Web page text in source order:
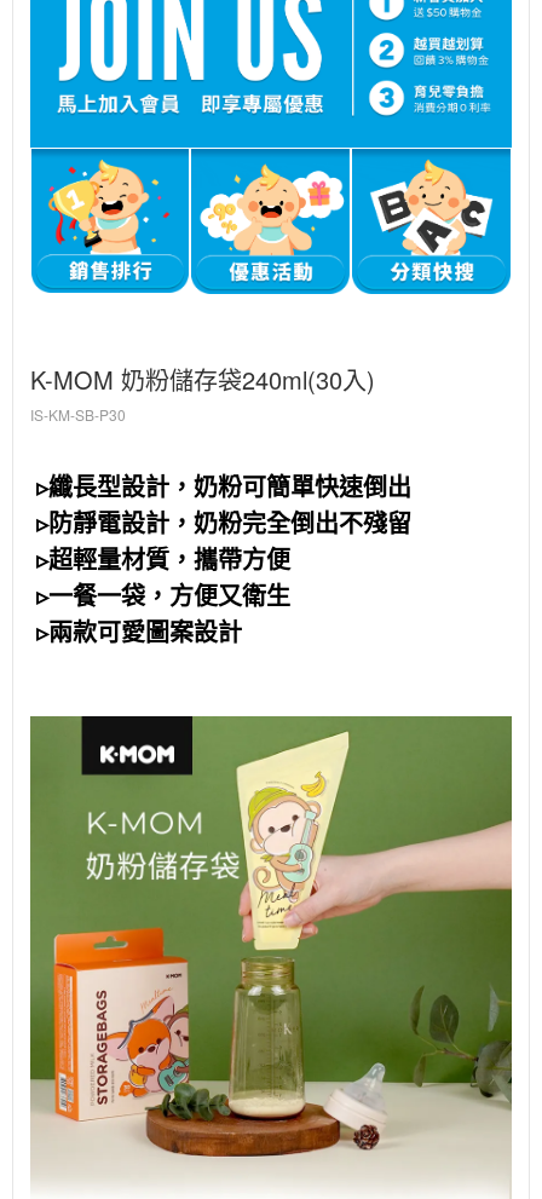
K-MOM 奶粉儲存袋240ml(30入)
IS-KM-SB-P30
▹纖長型設計，奶粉可簡單快速倒出
▹防靜電設計，奶粉完全倒出不殘留
▹超輕量材質，攜帶方便
▹一餐一袋，方便又衛生
▹兩款可愛圖案設計